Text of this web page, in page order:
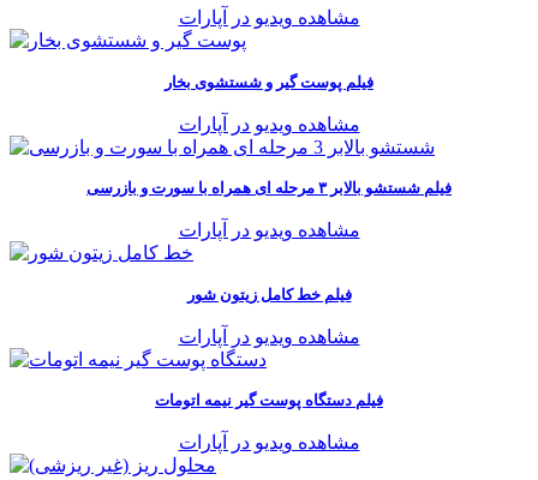
مشاهده ویدیو در آپارات
فیلم پوست گیر و شستشوی بخار
مشاهده ویدیو در آپارات
فیلم شستشو بالابر ۳ مرحله ای همراه با سورت و بازرسی
مشاهده ویدیو در آپارات
فیلم خط کامل زیتون شور
مشاهده ویدیو در آپارات
فیلم دستگاه پوست گیر نیمه اتومات
مشاهده ویدیو در آپارات